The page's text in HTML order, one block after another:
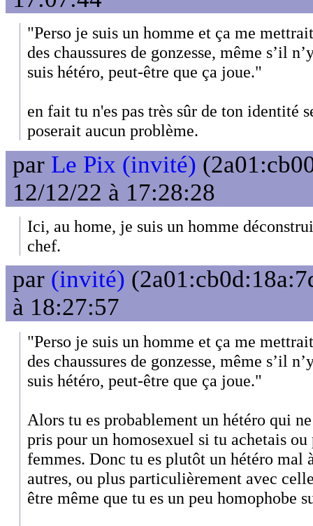
"Perso je suis un homme et ça me
des chaussures de gonzesse, même s’il
suis hétéro, peut-être que ça joue."
en fait tu n'es pas très sûr de ton identité
poserait aucun problème.
par Le Pix (invité)
12/12/22 à 17:28:28
Ici, au home, je suis un homme
chef.
par (invité)
à 18:27:57
"Perso je suis un homme et ça me
des chaussures de gonzesse, même s’il
suis hétéro, peut-être que ça joue."
Alors tu es probablement un hétéro qui
pris pour un homosexuel si tu achetais
femmes. Donc tu es plutôt un hétéro mal
autres, ou plus particulièrement avec
être même que tu es un peu homophobe